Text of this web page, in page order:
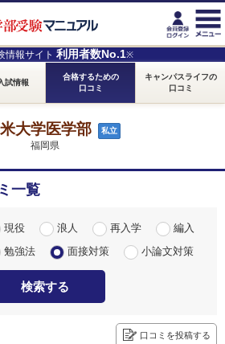
情報サイト 利用者数No.1※
試情報
合格するための
口コミ
キャンパスライフの
口コミ
大学医学部 私立
福岡県
一覧
現役 浪人 再入学 編入
勉強法 面接対策 小論文対策
検索する
口コミを投稿する